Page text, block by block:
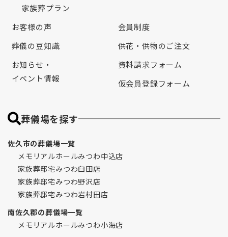
家族葬プラン
お客様の声
葬儀の豆知識
お知らせ・
イベント情報
会員制度
供花・供物のご注文
資料請求フォーム
仮会員登録フォーム
葬儀場を探す
佐久市の葬儀場一覧
メモリアルホールみつわ中込店
家族葬邸宅みつわ臼田店
家族葬邸宅みつわ野沢店
家族葬邸宅みつわ岩村田店
南佐久郡の葬儀場一覧
メモリアルホールみつわ小海店